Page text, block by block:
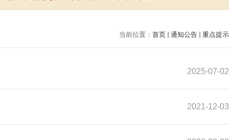
当前位置： 首页 通知公告 重点提示
2025-07-02
2021-12-03